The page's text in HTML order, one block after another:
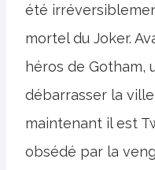
été
mortel du Joker.
héros de Gotham,
débarrasser la
maintenant il est
obsédé par la